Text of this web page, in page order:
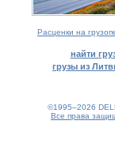
Расценки на
найти
грузы из
©1995–2026
Все права